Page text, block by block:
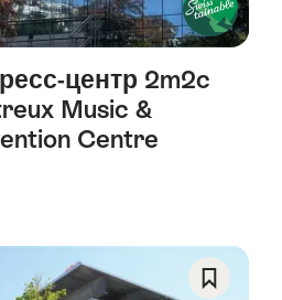
центр 2m2c
Music &
Centre